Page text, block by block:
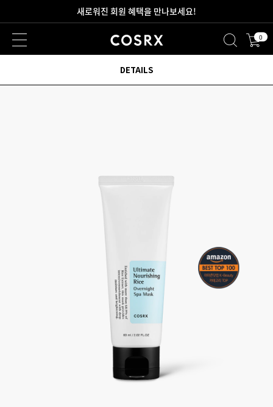
2만원 이상 무료 배송
새로워진 회원 혜택을 만나보세요! 0
DETAILS